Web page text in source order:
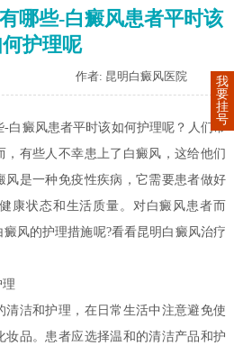
哪些-白癜风患者平时该
护理呢
作者: 昆明白癜风医院
-白癜风患者平时该如何护理呢？人们常
有些人不幸患上了白癜风，这给他们
风是一种免疫性疾病，它需要患者做好
康状态和生活质量。对白癜风患者而
风的护理措施呢?看看昆明白癜风治疗
洁和护理，在日常生活中注意避免使
妆品。患者应选择温和的清洁产品和护
我
要
挂
号